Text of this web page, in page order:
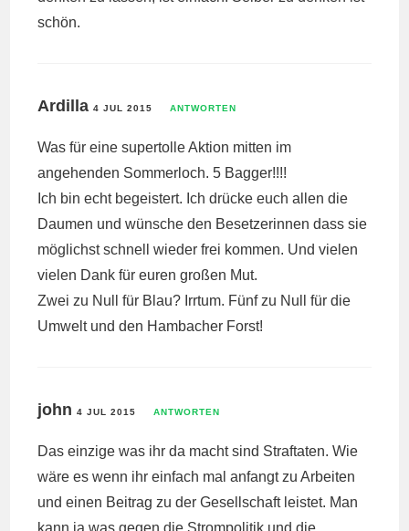
schön.
Ardilla4 JUL 2015 ANTWORTEN
Was für eine supertolle Aktion mitten im
angehenden Sommerloch. 5 Bagger!!!!
Ich bin echt begeistert. Ich drücke euch allen die
Daumen und wünsche den Besetzerinnen dass sie
möglichst schnell wieder frei kommen. Und vielen
vielen Dank für euren großen Mut.
Zwei zu Null für Blau? Irrtum. Fünf zu Null für die
Umwelt und den Hambacher Forst!
john4 JUL 2015 ANTWORTEN
Das einzige was ihr da macht sind Straftaten. Wie
wäre es wenn ihr einfach mal anfangt zu Arbeiten
und einen Beitrag zu der Gesellschaft leistet. Man
kann ja was gegen die Strompolitik und die